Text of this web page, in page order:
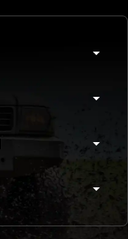
arrow_drop_down
arrow_drop_down
arrow_drop_down
arrow_drop_down